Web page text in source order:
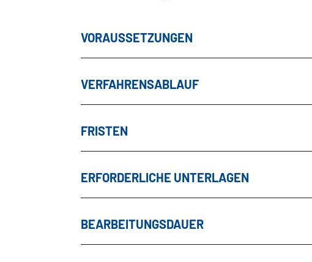
VORAUSSETZUNGEN
VERFAHRENSABLAUF
FRISTEN
ERFORDERLICHE UNTERLAGEN
BEARBEITUNGSDAUER